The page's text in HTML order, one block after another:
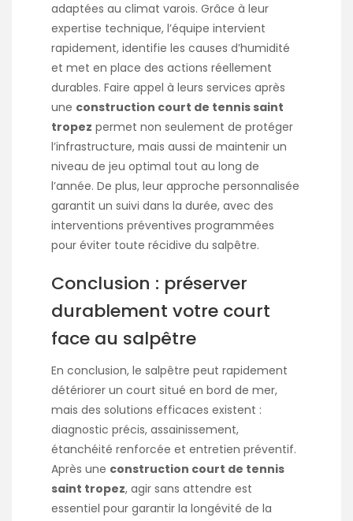
adaptées au climat varois. Grâce à leur
expertise technique, l’équipe intervient
rapidement, identifie les causes d’humidité
et met en place des actions réellement
durables. Faire appel à leurs services après
une construction court de tennis saint
tropez permet non seulement de protéger
l’infrastructure, mais aussi de maintenir un
niveau de jeu optimal tout au long de
l’année. De plus, leur approche personnalisée
garantit un suivi dans la durée, avec des
interventions préventives programmées
pour éviter toute récidive du salpêtre.
Conclusion : préserver
durablement votre court
face au salpêtre
En conclusion, le salpêtre peut rapidement
détériorer un court situé en bord de mer,
mais des solutions efficaces existent :
diagnostic précis, assainissement,
étanchéité renforcée et entretien préventif.
Après une construction court de tennis
saint tropez, agir sans attendre est
essentiel pour garantir la longévité de la